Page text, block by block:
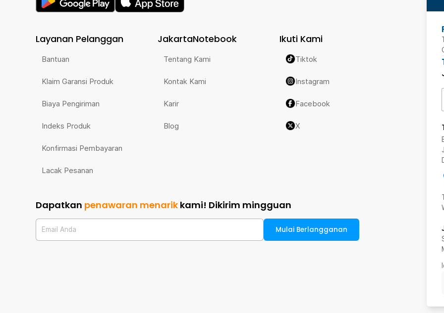
Layanan Pelanggan
Bantuan
Klaim Garansi Produk
Biaya Pengiriman
Indeks Produk
Konfirmasi Pembayaran
Lacak Pesanan
JakartaNotebook
Tentang Kami
Kontak Kami
Karir
Blog
Ikuti Kami
Tiktok
Instagram
Facebook
X
Dapatkan penawaran menarik kami! Dikirim mingguan
Email Anda Mulai Berlangganan